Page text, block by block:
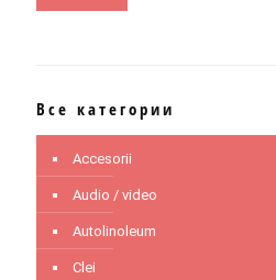
Все категории
Accesorii
Audio / video
Autolinoleum
Clei